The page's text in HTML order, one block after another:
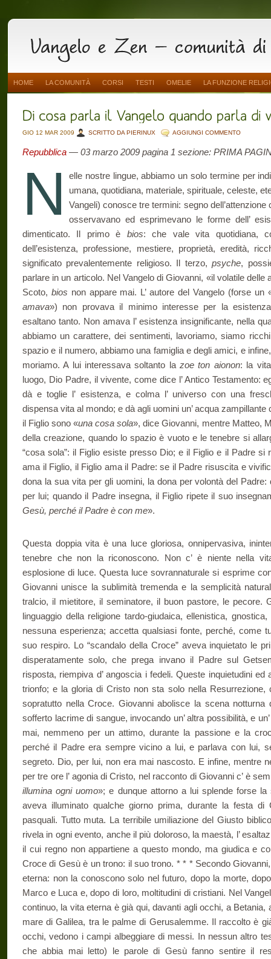
HOME LA COMUNITÀ CORSI TESTI OMELIE LA FUNZIONE
GIO 12 MAR 2009 SCRITTO DA PIERINUX AGGIUNGI COMMENTO
Repubblica — 03 marzo 2009 pagina 1 sezione: PRIMA
N
elle nostre lingue, abbiamo un solo termine per
umana, quotidiana, materiale, spirituale, celeste,
Vangeli) conosce tre termini: segno
osservavano ed esprimevano le forme dell’
dimenticato. Il primo è bios: che vale vita quotidiana,
dell’esistenza, professione, mestiere, proprietà, eredità,
significato prevalentemente religioso. Il terzo,psyche,
parlare in un articolo. Nel Vangelo di Giovanni, «il volatile
Scoto, bios non appare mai. L’ autore del Vangelo (forse un
amava») non provava il minimo interesse per la
esaltano tanto. Non amava l’ esistenza insignificante, nella
abbiamo un carattere, dei sentimenti, lavoriamo, siamo
spazio e il numero, abbiamo una famiglia e degli amici, e
moriamo. A lui interessava soltanto lazoe ton aionon: la
luogo, Dio Padre, il vivente, come dice l’ Antico Testamento:
dà e toglie l’ esistenza, e colma l’ universo con una
dispensa vita al mondo; e dà agli uomini un’ acqua
il Figlio sono «una cosa sola», dice Giovanni, mentre Matteo,
della creazione, quando lo spazio è vuoto e le tenebre si
“cosa sola”: il Figlio esiste presso Dio; e il Figlio e il Padre si
ama il Figlio, il Figlio ama il Padre: se il Padre risuscita e
dona la sua vita per gli uomini, la dona per volontà del
per lui; quando il Padre insegna, il Figlio ripete il suo
Gesù, perché il Padre è con me».
Questa doppia vita è una luce gloriosa, onnipervasiva,
tenebre che non la riconoscono. Non c’ è niente nella
esplosione di luce. Questa luce sovrannaturale si esprime
Giovanni unisce la sublimità tremenda e la semplicità
tralcio, il mietitore, il seminatore, il buon pastore, le pecore.
linguaggio della religione tardo-giudaica, ellenistica,
nessuna esperienza; accetta qualsiasi fonte, perché, come
suo respiro. Lo “scandalo della Croce” aveva inquietato le
disperatamente solo, che prega invano il Padre sul
risposta, riempiva d’ angoscia i fedeli. Queste inquietudini
trionfo; e la gloria di Cristo non sta solo nella Resurrezione,
sopratutto nella Croce. Giovanni abolisce la scena
sofferto lacrime di sangue, invocando un’ altra possibilità, e
mai, nemmeno per un attimo, durante la passione e la
perché il Padre era sempre vicino a lui, e parlava con lui,
segreto. Dio, per lui, non era mai nascosto. E infine, mentre
per tre ore l’ agonia di Cristo, nel racconto di Giovanni c’ è
illumina ogni uomo»; e dunque attorno a lui splende forse
aveva illuminato qualche giorno prima, durante la festa di
pasquali. Tutto muta. La terribile umiliazione del Giusto
rivela in ogni evento, anche il più doloroso, la maestà, l’
il cui regno non appartiene a questo mondo, ma giudica e
Croce di Gesù è un trono: il suo trono. * * * Secondo
eterna: non la conoscono solo nel futuro, dopo la morte,
Marco e Luca e, dopo di loro, moltitudini di cristiani. Nel
continuo, la vita eterna è già qui, davanti agli occhi, a
mare di Galilea, tra le palme di Gerusalemme. Il raccolto è
occhi, vedono i campi albeggiare di messi. In nessun altro
che abbia mai letto) le parole di Gesù fanno sentire il